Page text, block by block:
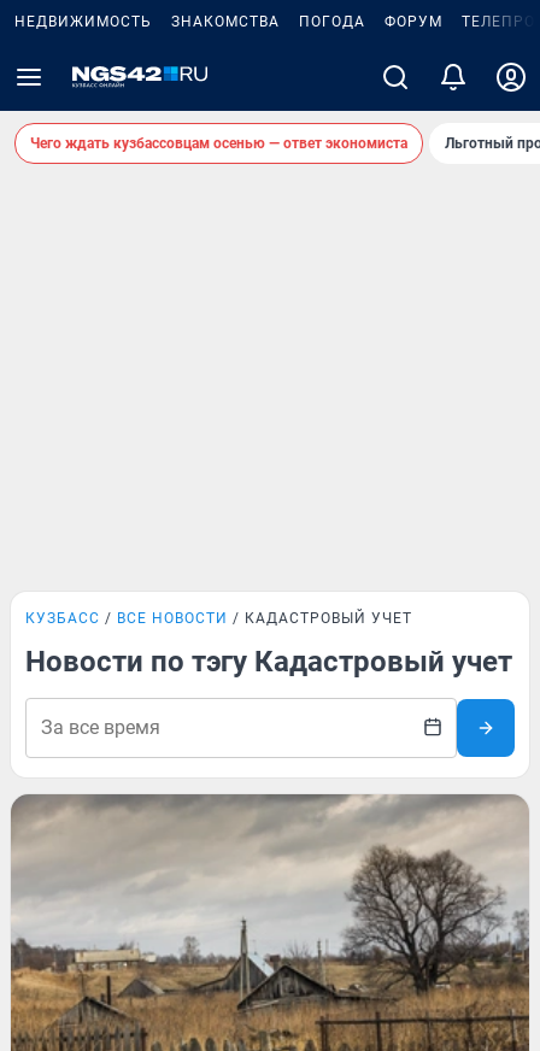
НЕДВИЖИМОСТЬ ЗНАКОМСТВА ПОГОДА ФОРУМ
Чего ждать кузбассовцам осенью — ответ экономиста Льготный
КУЗБАСС ВСЕ НОВОСТИ КАДАСТРОВЫЙ УЧЕТ
Новости по тэгу Кадастровый учет